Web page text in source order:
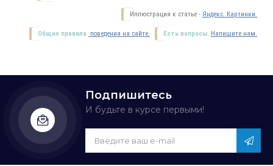
Иллюстрация к статье - Яндекс. Картинки.
Есть вопросы. Напишите нам.
Общие правила поведения на сайте.
Подпишитесь
И будьте в курсе первыми!